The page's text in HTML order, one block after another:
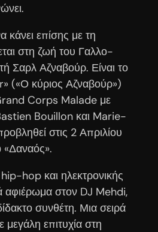
κάνει επίσης με τη
στη ζωή του Γαλλο-
Σαρλ Αζναβούρ. Είναι το
(«Ο κύριος Αζναβούρ»)
Corps Malade με
Bouillon και Marie-
στις 2 Απριλίου
«Δαναός».
hip-hop και ηλεκτρονικής
αφιέρωμα στον DJ Mehdi,
συνθέτη. Μια σειρά
μεγάλη επιτυχία στη